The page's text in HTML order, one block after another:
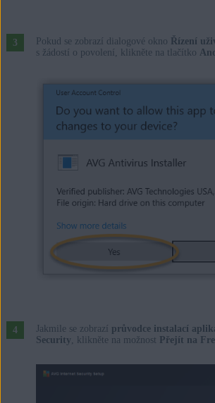
Pokud se zobrazí dialogové okno Řízení
s žádostí o povolení, klikněte na tlačítko
Jakmile se zobrazí průvodce instalací
Security, klikněte na možnost Přejít na